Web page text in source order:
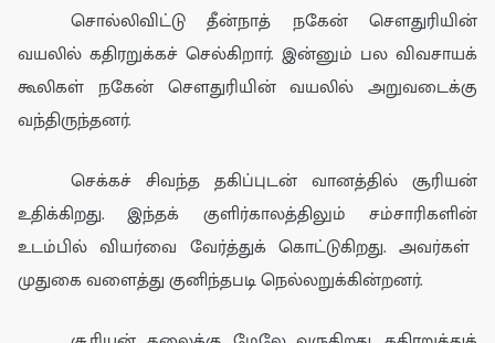
சொல்லிவிட்டு தீன்நாத் நகேன்சௌதுரியின்
வயலில் கதிரறுக்கச் செல்கிறார். இன்னும் பல விவசாயக்
கூலிகள் நகேன் சௌதுரியின் வயலில் அறுவடைக்கு
வந்திருந்தனர்.
செக்கச் சிவந்த தகிப்புடன் வானத்தில் சூரியன்
உதிக்கிறது. இந்தக் குளிர்காலத்திலும் சம்சாரிகளின்
உடம்பில் வியர்வை வேர்த்துக் கொட்டுகிறது. அவர்கள்
முதுகை வளைத்து குனிந்தபடி நெல்லறுக்கின்றனர்.